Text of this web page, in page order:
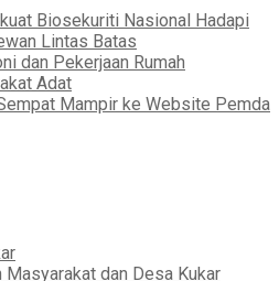
Biosekuriti Nasional Hadapi
Lintas Batas
dan Pekerjaan Rumah
Adat
Mampir ke Website Pemda
Masyarakat dan Desa Kukar